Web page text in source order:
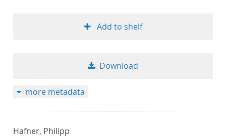
Add to shelf
Download
more metadata
Hafner, Philipp